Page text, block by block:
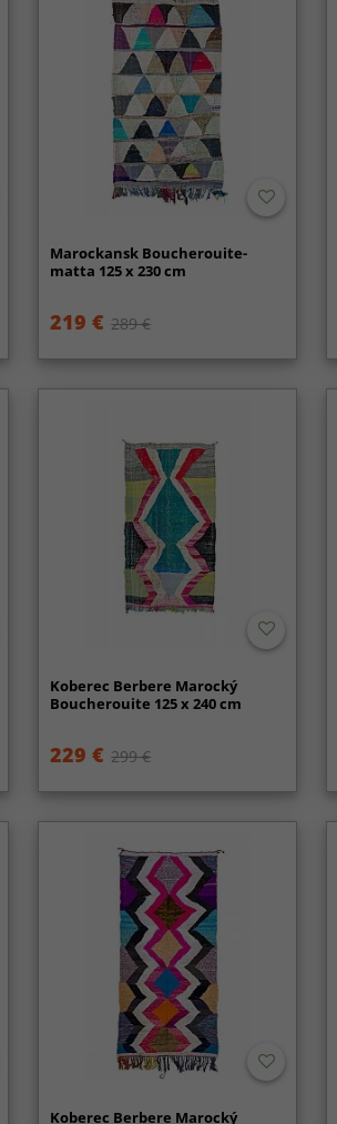
Marockansk Boucherouite-
matta 125 x 230 cm
219 € 289 €
Koberec Berbere Marocký
Boucherouite 125 x 240 cm
229 € 299 €
Koberec Berbere Marocký